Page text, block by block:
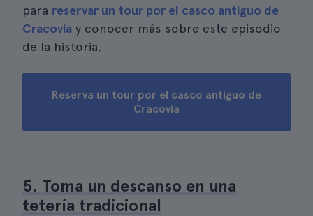
para reservar un tour por el casco antiguo de
Cracovia y conocer más sobre este episodio
de la historia.
Reserva un tour por el casco antiguo de
Cracovia
5. Toma un descanso en una
tetería tradicional